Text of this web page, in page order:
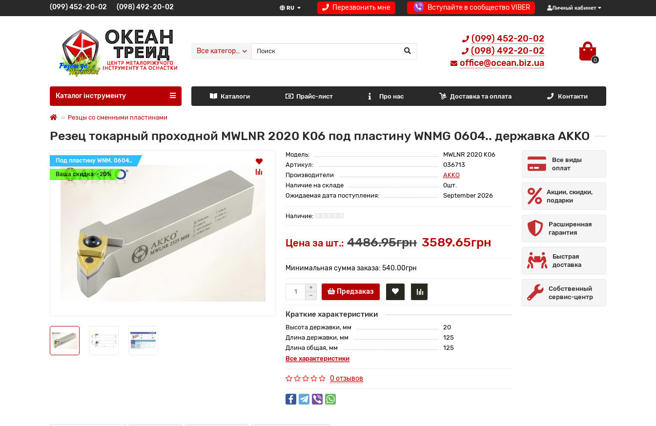
Перезвонить мне Вступайте в сообщество VIBER Личный кабинет
RU
(099) 452-20-02 (098) 492-20-02
(099) 452-20-02
(098) 492-20-02
office@ocean.biz.ua
0
Все категории
Каталог інструменту Каталоги Прайс-лист Про нас Доставка та оплата Контакти
Резцы со сменными пластинами
Резец токарный проходной MWLNR 2020 K06 под пластину WNMG 0604.. державка AKKO
Под пластину WNM. 0604..
Ваша скидка: -20%
Модель:
MWLNR 2020 K06
Артикул:
036713
Производители
AKKO
Наличие на складе
0шт.
Ожидаемая дата поступления:
September 2026
Цена за шт.: 4486.95грн 3589.65грн
Минимальная сумма заказа: 540.00грн
Предзаказ
Краткие характеристики
Высота державки, мм
20
Длина державки, мм
125
Длина общая, мм
125
Все характеристики
0 отзывов
Все виды
оплат
Акции, скидки,
подарки
Расширенная
гарантия
Быстрая
доставка
Собственный
сервис-центр